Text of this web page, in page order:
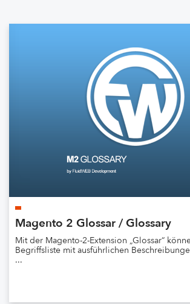
Magento 2 Glossar / Glossary
Mit der Magento-2-Extension „Glossar“
Begriffsliste mit ausführlichen
...